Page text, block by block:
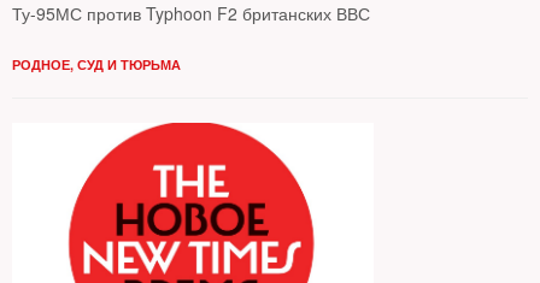
Ту-95МС против Typhoon F2 британских ВВС
РОДНОЕ, СУД И ТЮРЬМА